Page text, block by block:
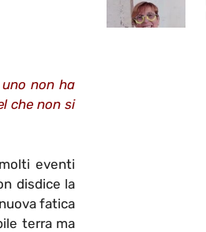
non ha
che non si
eventi
disdice la
fatica
terra ma